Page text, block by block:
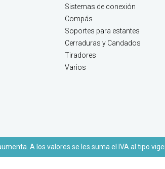
Sistemas de conexión
Compás
Soportes para estantes
Cerraduras y Candados
Tiradores
Varios
A los valores se les suma el IVA al tipo